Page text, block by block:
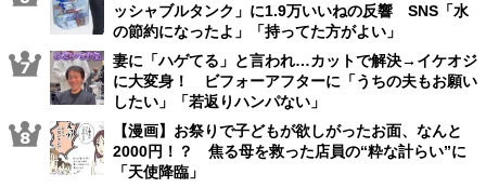
ッシャブルタンク」に1.9万いいねの反響 SNS「水
の節約になったよ」「持ってた方がよい」
妻に「ハゲてる」と言われ…カットで解決→イケオジ
に大変身！ ビフォーアフターに「うちの夫もお願い
したい」「若返りハンパない」
【漫画】お祭りで子どもが欲しがったお面、なんと
2000円！？ 焦る母を救った店員の“粋な計らい”に
「天使降臨」